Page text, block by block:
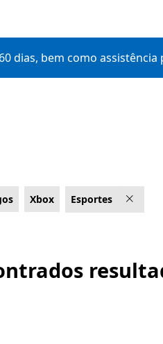
dias, bem como assistência
Xbox Esportes